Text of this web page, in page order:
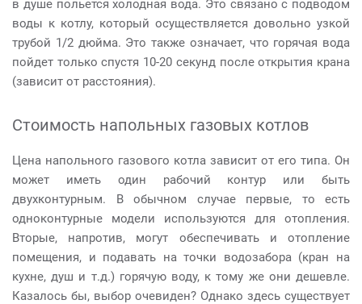
в душе польется холодная вода. Это связано с подводом
воды к котлу, который осуществляется довольно узкой
трубой 1/2 дюйма. Это также означает, что горячая вода
пойдет только спустя 10-20 секунд после открытия крана
(зависит от расстояния).
Стоимость напольных газовых котлов
Цена напольного газового котла зависит от его типа. Он
может иметь один рабочий контур или быть
двухконтурным. В обычном случае первые, то есть
одноконтурные модели используются для отопления.
Вторые, напротив, могут обеспечивать и отопление
помещения, и подавать на точки водозабора (кран на
кухне, душ и т.д.) горячую воду, к тому же они дешевле.
Казалось бы, выбор очевиден? Однако здесь существует